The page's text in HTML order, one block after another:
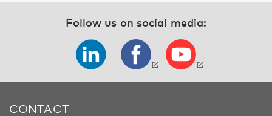
Follow us on social media:
CONTACT